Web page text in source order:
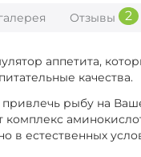
Отзывы 2
аппетита,
качества.
рыбу на
комплекс
в естественных